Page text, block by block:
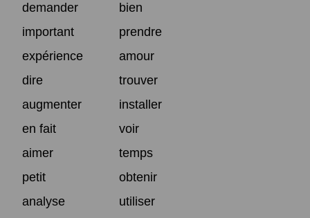
demander
bien
important
prendre
expérience
amour
dire
trouver
augmenter
installer
en fait
voir
aimer
temps
petit
obtenir
analyse
utiliser